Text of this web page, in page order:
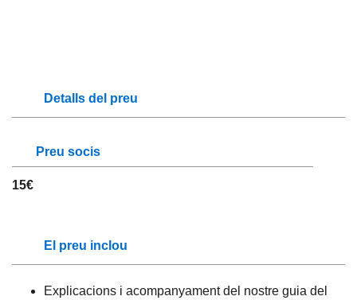
Detalls del preu
Preu socis
15€
El preu inclou
Explicacions i acompanyament del nostre guia del